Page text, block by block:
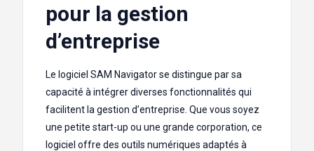
pour la gestion
d’entreprise
Le logiciel SAM Navigator se distingue par sa
capacité à intégrer diverses fonctionnalités qui
facilitent la gestion d’entreprise. Que vous soyez
une petite start-up ou une grande corporation, ce
logiciel offre des outils numériques adaptés à